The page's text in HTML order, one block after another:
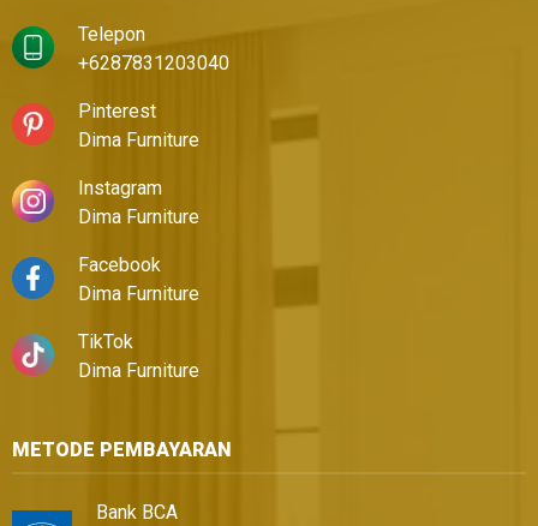
Telepon
+6287831203040
Pinterest
Dima Furniture
Instagram
Dima Furniture
Facebook
Dima Furniture
TikTok
Dima Furniture
METODE PEMBAYARAN
Bank BCA